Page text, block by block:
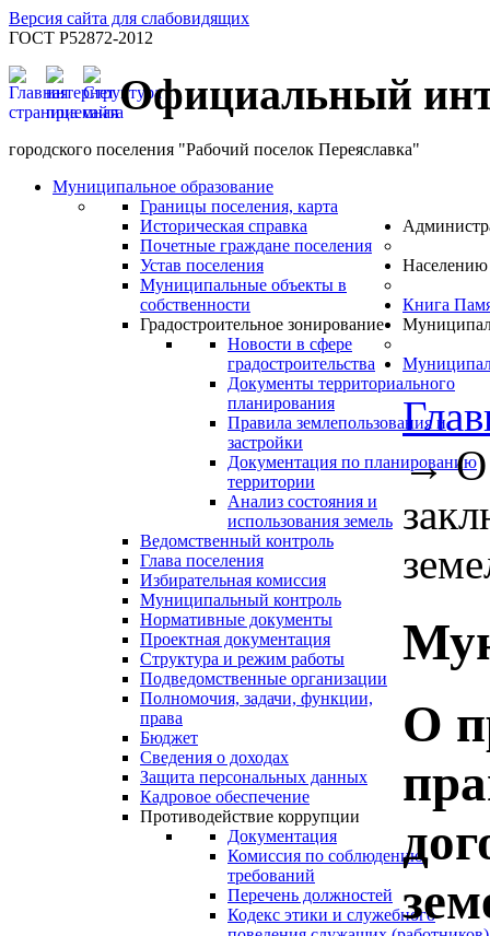
Версия сайта для слабовидящих
ГОСТ Р52872-2012
Официальный
городского поселения "Рабочий поселок Переяславка"
Муниципальное образование
Границы поселения, карта
Историческая справка
Почетные граждане поселения
Устав поселения
Муниципальные объекты в
собственности
Градостроительное зонирование
Новости в сфере
градостроительства
Документы территориального
планирования
Правила землепользования и
застройки
Документация по планированию
территории
Анализ состояния и
использования земель
Ведомственный контроль
Глава поселения
Избирательная комиссия
Муниципальный контроль
Нормативные документы
Проектная документация
Структура и режим работы
Подведомственные организации
Полномочия, задачи, функции,
права
Бюджет
Сведения о доходах
Защита персональных данных
Кадровое обеспечение
Противодействие коррупции
Документация
Комиссия по соблюдению
требований
Перечень должностей
Кодекс этики и служебного
Населению
Книга
→О
О